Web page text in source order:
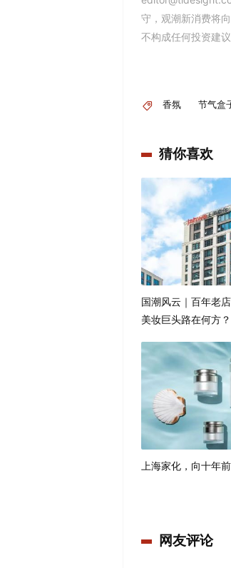
守，观潮新消费将
不构成任何投资建议
香氛 节气盒
猜你喜欢
国潮风云｜百年老
美妆巨头路在何方？
上海家化，向十年
网友评论